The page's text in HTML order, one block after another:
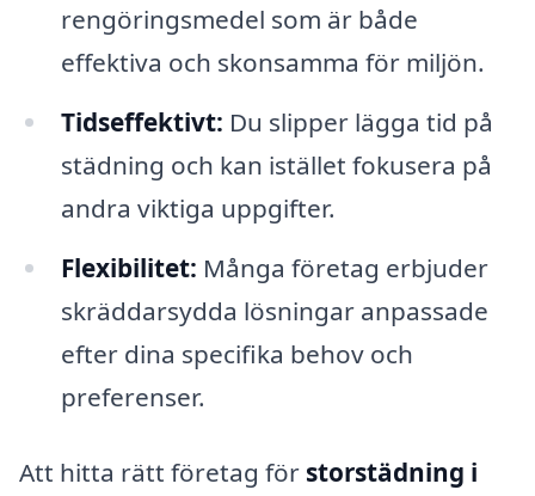
rengöringsmedel som är både
effektiva och skonsamma för miljön.
Tidseffektivt: Du slipper lägga tid på
städning och kan istället fokusera på
andra viktiga uppgifter.
Flexibilitet: Många företag erbjuder
skräddarsydda lösningar anpassade
efter dina specifika behov och
preferenser.
Att hitta rätt företag för storstädning i